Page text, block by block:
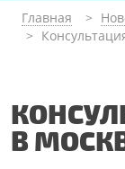
Главная
В